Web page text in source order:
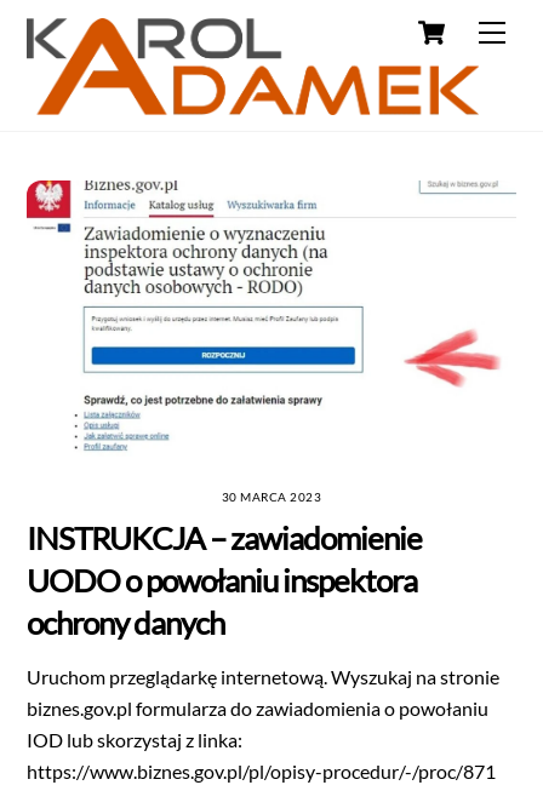
30 MARCA 2023
INSTRUKCJA – zawiadomienie
UODO o powołaniu inspektora
ochrony danych
Uruchom przeglądarkę internetową. Wyszukaj na stronie
biznes.gov.pl formularza do zawiadomienia o powołaniu
IOD lub skorzystaj z linka:
https://www.biznes.gov.pl/pl/opisy-procedur/-/proc/871